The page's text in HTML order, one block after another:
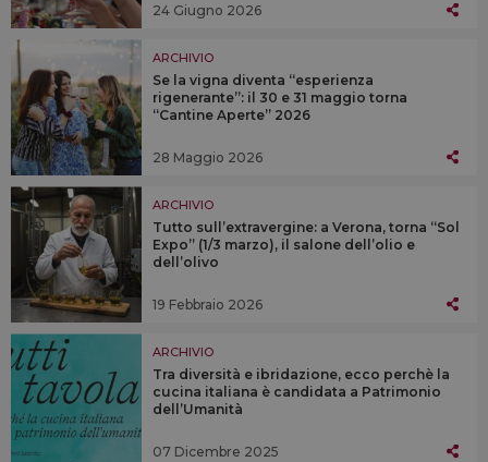
24 Giugno 2026
ARCHIVIO
Se la vigna diventa “esperienza
rigenerante”: il 30 e 31 maggio torna
“Cantine Aperte” 2026
28 Maggio 2026
ARCHIVIO
Tutto sull’extravergine: a Verona, torna “Sol
Expo” (1/3 marzo), il salone dell’olio e
dell’olivo
19 Febbraio 2026
ARCHIVIO
Tra diversità e ibridazione, ecco perchè la
cucina italiana è candidata a Patrimonio
dell’Umanità
07 Dicembre 2025